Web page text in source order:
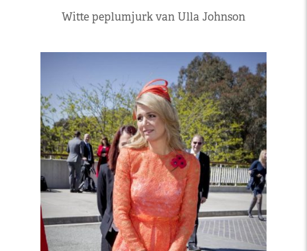
Witte peplumjurk van Ulla Johnson